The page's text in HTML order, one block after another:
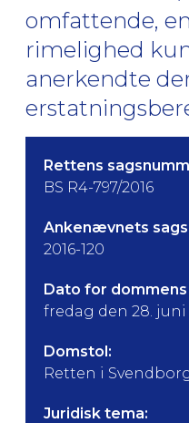
omfattende,
rimelighed
anerkendte
Rettens
BS R4-797/2016
Ankenævnets
2016-120
Dato for
fredag den 28. juni
Domstol:
Retten i
Juridisk tema: